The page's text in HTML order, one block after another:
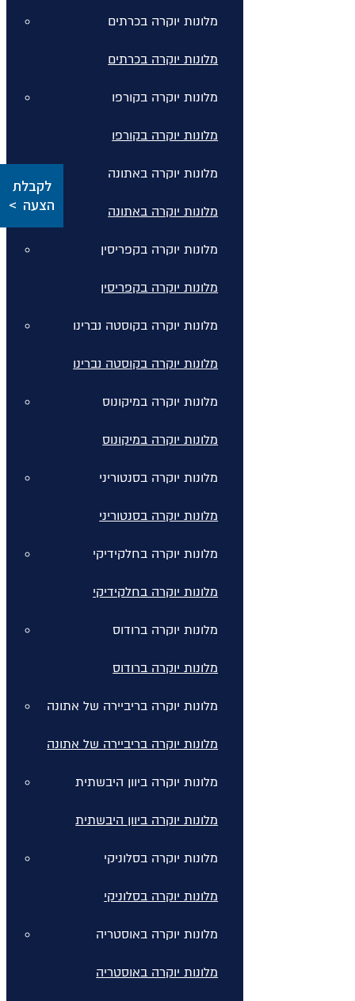
מלונות יוקרה בכרתים
מלונות יוקרה בכרתים
מלונות יוקרה בקורפו
מלונות יוקרה בקורפו
מלונות יוקרה באתונה
מלונות יוקרה באתונה
מלונות יוקרה בקפריסין
מלונות יוקרה בקפריסין
מלונות יוקרה בקוסטה נברינו
מלונות יוקרה בקוסטה נברינו
מלונות יוקרה במיקונוס
מלונות יוקרה במיקונוס
מלונות יוקרה בסנטוריני
מלונות יוקרה בסנטוריני
מלונות יוקרה בחלקידיקי
מלונות יוקרה בחלקידיקי
מלונות יוקרה ברודוס
מלונות יוקרה ברודוס
מלונות יוקרה בריביירה של אתונה
מלונות יוקרה בריביירה של אתונה
מלונות יוקרה ביוון היבשתית
מלונות יוקרה ביוון היבשתית
מלונות יוקרה בסלוניקי
מלונות יוקרה בסלוניקי
מלונות יוקרה באוסטריה
מלונות יוקרה באוסטריה
לקבלת
הצעה >